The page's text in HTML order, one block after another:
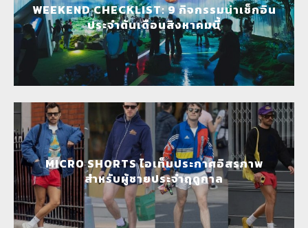
WEEKEND CHECKLIST: 9 กิจกรรมน่าเช็กอิน
ประจำต้นเดือนสิงหาคมนี้
MICRO SHORTS ไอเท็มประกาศอิสรภาพ
สำหรับผู้ชายประจำฤดูกาล